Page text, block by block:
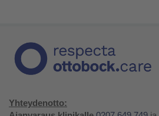
Yhteydenotto: